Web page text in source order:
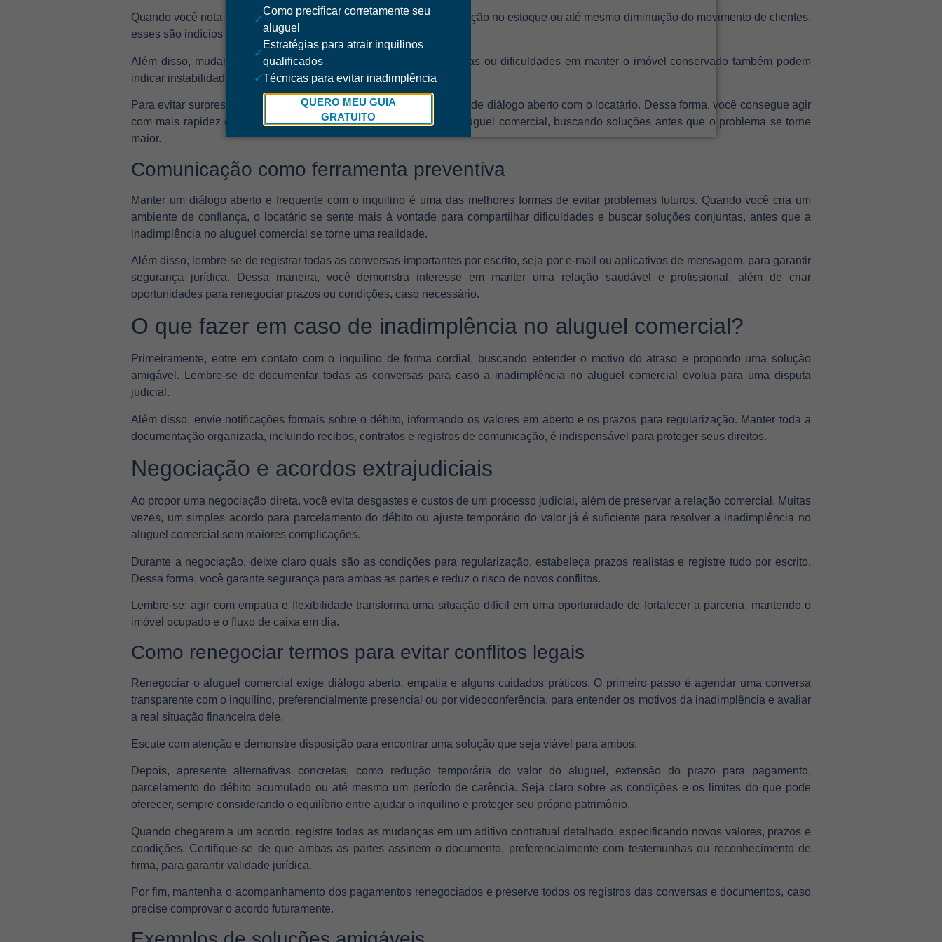
✓
Como precificar corretamente seu
aluguel
✓
Estratégias para atrair inquilinos
qualificados
✓Técnicas para evitar inadimplência
QUERO MEU GUIA
GRATUITO
Quando você nota atrasos frequentes no pagamento de contas, redução no estoque ou até mesmo diminuição do movimento de clientes,
esses são indícios de que algo não vai bem.
Além disso, mudanças repentinas na equipe, promoções excessivas ou dificuldades em manter o imóvel conservado também podem
indicar instabilidade.
Para evitar surpresas desagradáveis, é importante manter um canal de diálogo aberto com o locatário. Dessa forma, você consegue agir
com mais rapidez diante de qualquer sinal de inadimplência no aluguel comercial, buscando soluções antes que o problema se torne
maior.
Comunicação como ferramenta preventiva
Manter um diálogo aberto e frequente com o inquilino é uma das melhores formas de evitar problemas futuros. Quando você cria um
ambiente de confiança, o locatário se sente mais à vontade para compartilhar dificuldades e buscar soluções conjuntas, antes que a
inadimplência no aluguel comercial se torne uma realidade.
Além disso, lembre-se de registrar todas as conversas importantes por escrito, seja por e-mail ou aplicativos de mensagem, para garantir
segurança jurídica. Dessa maneira, você demonstra interesse em manter uma relação saudável e profissional, além de criar
oportunidades para renegociar prazos ou condições, caso necessário.
O que fazer em caso de inadimplência no aluguel comercial?
Primeiramente, entre em contato com o inquilino de forma cordial, buscando entender o motivo do atraso e propondo uma solução
amigável. Lembre-se de documentar todas as conversas para caso a inadimplência no aluguel comercial evolua para uma disputa
judicial.
Além disso, envie notificações formais sobre o débito, informando os valores em aberto e os prazos para regularização. Manter toda a
documentação organizada, incluindo recibos, contratos e registros de comunicação, é indispensável para proteger seus direitos.
Negociação e acordos extrajudiciais
Ao propor uma negociação direta, você evita desgastes e custos de um processo judicial, além de preservar a relação comercial. Muitas
vezes, um simples acordo para parcelamento do débito ou ajuste temporário do valor já é suficiente para resolver a inadimplência no
aluguel comercial sem maiores complicações.
Durante a negociação, deixe claro quais são as condições para regularização, estabeleça prazos realistas e registre tudo por escrito.
Dessa forma, você garante segurança para ambas as partes e reduz o risco de novos conflitos.
Lembre-se: agir com empatia e flexibilidade transforma uma situação difícil em uma oportunidade de fortalecer a parceria, mantendo o
imóvel ocupado e o fluxo de caixa em dia.
Como renegociar termos para evitar conflitos legais
Renegociar o aluguel comercial exige diálogo aberto, empatia e alguns cuidados práticos. O primeiro passo é agendar uma conversa
transparente com o inquilino, preferencialmente presencial ou por videoconferência, para entender os motivos da inadimplência e avaliar
a real situação financeira dele.
Escute com atenção e demonstre disposição para encontrar uma solução que seja viável para ambos.
Depois, apresente alternativas concretas, como redução temporária do valor do aluguel, extensão do prazo para pagamento,
parcelamento do débito acumulado ou até mesmo um período de carência. Seja claro sobre as condições e os limites do que pode
oferecer, sempre considerando o equilíbrio entre ajudar o inquilino e proteger seu próprio patrimônio.
Quando chegarem a um acordo, registre todas as mudanças em um aditivo contratual detalhado, especificando novos valores, prazos e
condições. Certifique-se de que ambas as partes assinem o documento, preferencialmente com testemunhas ou reconhecimento de
firma, para garantir validade jurídica.
Por fim, mantenha o acompanhamento dos pagamentos renegociados e preserve todos os registros das conversas e documentos, caso
precise comprovar o acordo futuramente.